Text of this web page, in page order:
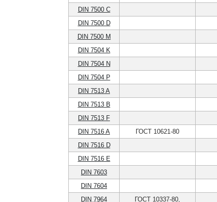
DIN 7500 C
DIN 7500 D
DIN 7500 M
DIN 7504 K
DIN 7504 N
DIN 7504 P
DIN 7513 A
DIN 7513 B
DIN 7513 F
DIN 7516 A
ГОСТ 10621-80
DIN 7516 D
DIN 7516 E
DIN 7603
DIN 7604
DIN 7964
ГОСТ 10337-80,